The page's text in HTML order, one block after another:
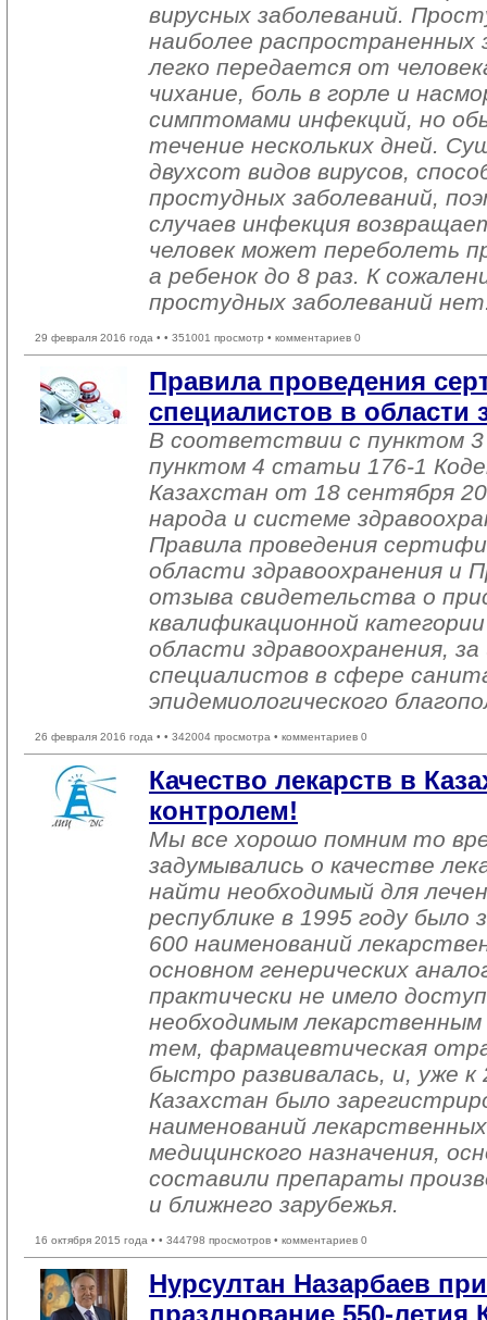
вирусных заболеваний.
наиболее распространенных
легко передается от
чихание, боль в горле и
симптомами инфекций, но
течение нескольких дней.
двухсот видов вирусов,
простудных заболеваний,
случаев инфекция
человек может переболеть
а ребенок до 8 раз. К
простудных заболеваний
29 февраля 2016 года • • 351001 просмотр • комментариев 0
Правила проведения
специалистов в области
В соответствии с пунктом
пунктом 4 статьи 176-1
Казахстан от 18 сентября
народа и системе
Правила проведения
области здравоохранения и
отзыва свидетельства о
квалификационной
области здравоохранения,
специалистов в сфере
эпидемиологического
26 февраля 2016 года • • 342004 просмотра • комментариев 0
Качество лекарств в
контролем!
Мы все хорошо помним то
задумывались о качестве
найти необходимый для
республике в 1995 году было
600 наименований
основном генерических
практически не имело
необходимым
тем, фармацевтическая
быстро развивалась, и, уже к
Казахстан было
наименований
медицинского назначения,
составили препараты
и ближнего зарубежья.
16 октября 2015 года • • 344798 просмотров • комментариев 0
Нурсултан Назарбаев
празднование 550-летия